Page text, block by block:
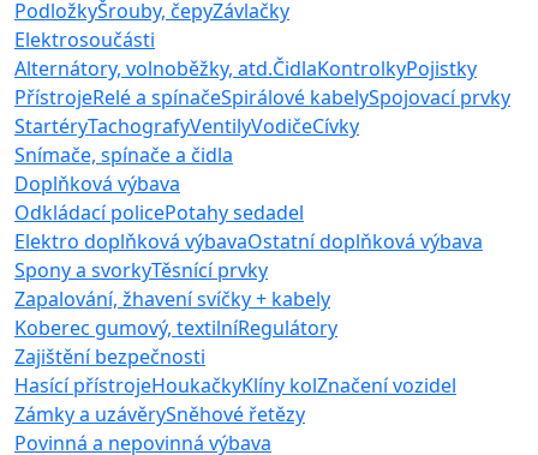
PodložkyŠrouby, čepyZávlačky
Elektrosoučásti
Alternátory, volnoběžky, atd.ČidlaKontrolkyPojistky
PřístrojeRelé a spínačeSpirálové kabelySpojovací prvky
StartéryTachografyVentilyVodičeCívky
Snímače, spínače a čidla
Doplňková výbava
Odkládací policePotahy sedadel
Elektro doplňková výbavaOstatní doplňková výbava
Spony a svorkyTěsnící prvky
Zapalování, žhavení svíčky + kabely
Koberec gumový, textilníRegulátory
Zajištění bezpečnosti
Hasící přístrojeHoukačkyKlíny kolZnačení vozidel
Zámky a uzávěrySněhové řetězy
Povinná a nepovinná výbava